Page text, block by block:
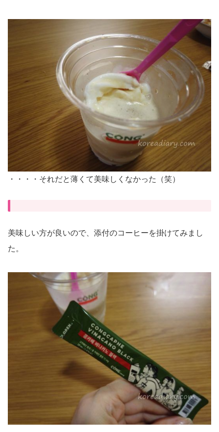
・・・・それだと薄くて美味しくなかった（笑）
美味しい方が良いので、添付のコーヒーを掛けてみまし
た。